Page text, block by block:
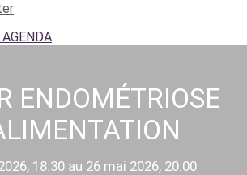
AGENDA
ENDOMÉTRIOSE
18:30 au 26 mai 2026, 20:00